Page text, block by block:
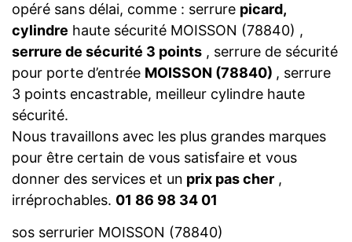
opéré sans délai, comme : serrure picard,
cylindre haute sécurité MOISSON (78840) ,
serrure de sécurité 3 points , serrure de sécurité
pour porte d’entrée MOISSON (78840) , serrure
3 points encastrable, meilleur cylindre haute
sécurité.
Nous travaillons avec les plus grandes marques
pour être certain de vous satisfaire et vous
donner des services et un prix pas cher ,
irréprochables. 01 86 98 34 01
sos serrurier MOISSON (78840)